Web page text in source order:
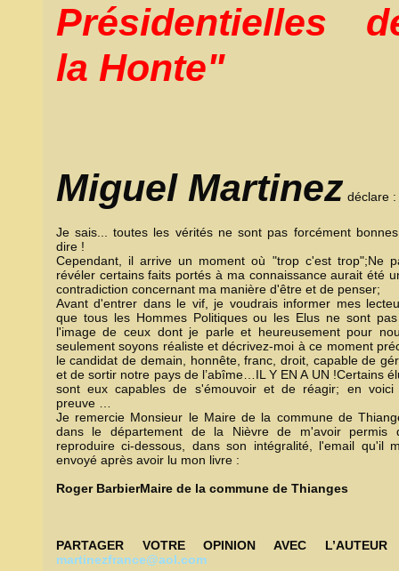
Présidentielles
la Honte"
Miguel Martinez déclare :
Je sais... toutes les vérités ne sont pas forcément
dire !
Cependant, il arrive un moment où "trop c'est trop";Ne
révéler certains faits portés à ma connaissance aurait été
contradiction concernant ma manière d'être et de penser;
Avant d'entrer dans le vif, je voudrais informer mes
que tous les Hommes Politiques ou les Elus ne sont
l'image de ceux dont je parle et heureusement pour
seulement soyons réaliste et décrivez-moi à ce moment
le candidat de demain, honnête, franc, droit, capable de
et de sortir notre pays de l’abîme…IL Y EN A UN !Certains
sont eux capables de s'émouvoir et de réagir; en voici
preuve …
Je remercie Monsieur le Maire de la commune de
dans le département de la Nièvre de m'avoir permis
reproduire ci-dessous, dans son intégralité, l'email qu'il
envoyé après avoir lu mon livre :
Roger BarbierMaire de la commune de Thianges
PARTAGER VOTRE OPINION AVEC L’AUTEUR
martinezfrance@aol.com